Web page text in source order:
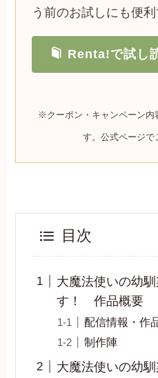
う前のお試しにも便利
Renta!で試し
※クーポン・キャンペーン内
す。公式ページで
目次
大魔法使いの幼
す！ 作品概要
配信情報・作
制作陣
大魔法使いの幼